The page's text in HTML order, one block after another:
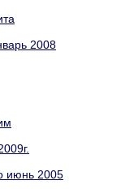
2008
июнь 2005